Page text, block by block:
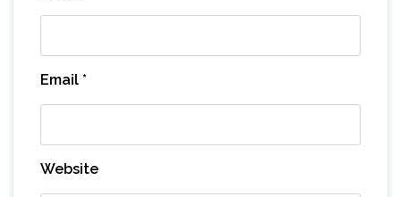
Email *
Website